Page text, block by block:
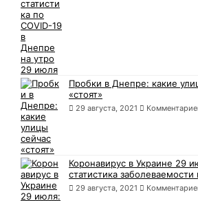
Пробки в Днепре: какие
«стоят»
29 августа, 2021
Коронавирус в Украине 29
статистика
29 августа, 2021